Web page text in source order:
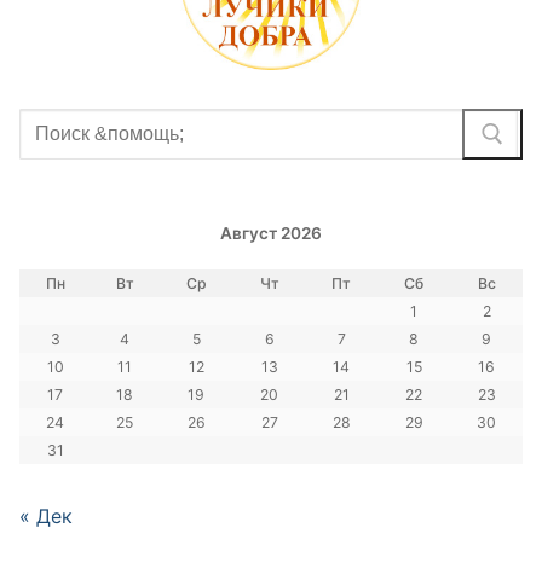
Найти:
Август 2026
Пн Вт Ср Чт Пт Сб
Вс
1
2
3
4 5 6 7 8
9
10
11 12 13 14 15
16
17
18 19 20 21 22
23
24
25 26 27 28 29
30
31
« Дек